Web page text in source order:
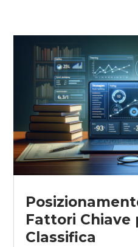
Fattori Chiave
Classifica